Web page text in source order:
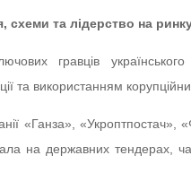
схеми та лідерство на
гравців
та використанням
«Ганза»,
на державних тендерах,